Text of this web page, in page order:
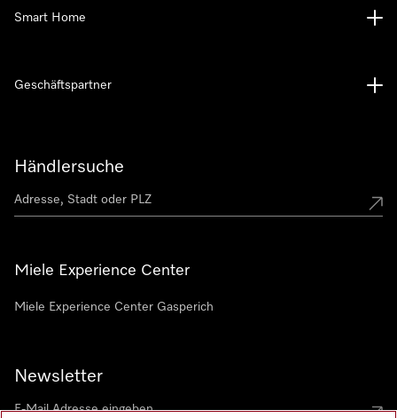
Händlersuche
Miele Experience Center
Miele Experience Center Gasperich
Newsletter
Smart Home
Geschäftspartner